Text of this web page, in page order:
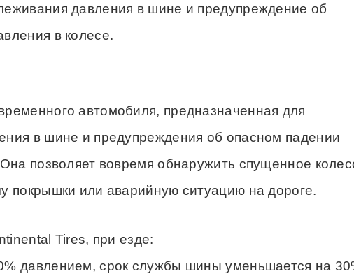
давления в шине и предупреждение об
в колесе.
автомобиля, предназначенная для
в шине и предупреждения об опасном падении
позволяет вовремя обнаружить спущенное
покрышки или аварийную ситуацию на дороге.
Tires, при езде:
давлением, срок службы шины уменьшается на